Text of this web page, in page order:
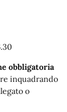
obbligatoria
inquadrando
o